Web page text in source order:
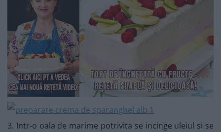
3. Intr-o oala de marime potrivita se incinge uleiul si se